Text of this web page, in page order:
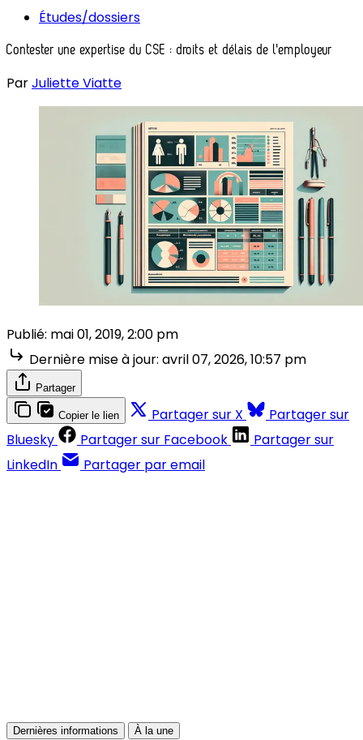
Études/dossiers
Contester une expertise du CSE : droits et délais de l'employeur
ParJuliette Viatte
Publié: mai 01, 2019, 2:00 pm
Dernière mise à jour: avril 07, 2026, 10:57 pm
Partager
Copier le lien Partager sur X
Partager sur
Bluesky
Partager sur Facebook
Partager sur
LinkedIn
Partager par email
Dernières informations À la une